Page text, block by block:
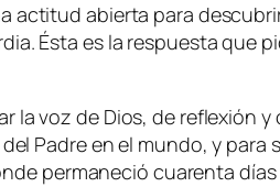
abierta para
Ésta es la respuesta que
voz de Dios, de reflexión
Padre en el mundo, y
permaneció cuarenta